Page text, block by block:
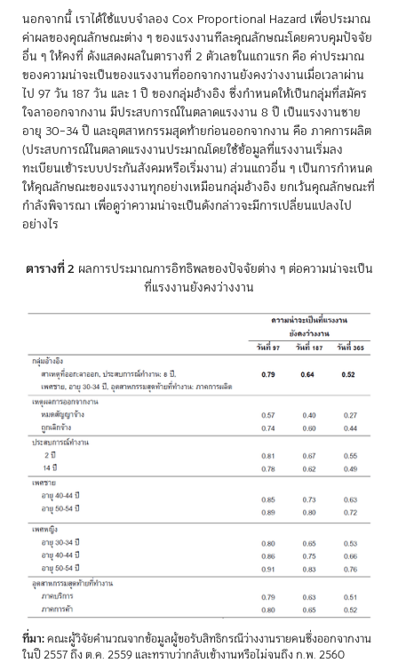
นอกจากนี้ เราได้ใช้แบบจำลอง Cox Proportional Hazard เพื่อประมาณ
ค่าผลของคุณลักษณะต่าง ๆ ของแรงงานทีละคุณลักษณะโดยควบคุมปัจจัย
อื่น ๆ ให้คงที่ ดังแสดงผลในตารางที่ 2 ตัวเลขในแถวแรก คือ ค่าประมาณ
ของความน่าจะเป็นของแรงงานที่ออกจากงานยังคงว่างงานเมื่อเวลาผ่าน
ไป 97 วัน 187 วัน และ 1 ปี ของกลุ่มอ้างอิง ซึ่งกำหนดให้เป็นกลุ่มที่สมัคร
ใจลาออกจากงาน มีประสบการณ์ในตลาดแรงงาน 8 ปี เป็นแรงงานชาย
อายุ 30–34 ปี และอุตสาหกรรมสุดท้ายก่อนออกจากงาน คือ ภาคการผลิต
(ประสบการณ์ในตลาดแรงงานประมาณโดยใช้ข้อมูลที่แรงงานเริ่มลง
ทะเบียนเข้าระบบประกันสังคมหรือเริ่มงาน) ส่วนแถวอื่น ๆ เป็นการกำหนด
ให้คุณลักษณะของแรงงานทุกอย่างเหมือนกลุ่มอ้างอิง ยกเว้นคุณลักษณะที่
กำลังพิจารณา เพื่อดูว่าความน่าจะเป็นดังกล่าวจะมีการเปลี่ยนแปลงไป
อย่างไร
ตารางที่ 2 ผลการประมาณการอิทธิพลของปัจจัยต่าง ๆ ต่อความน่าจะเป็น
ที่แรงงานยังคงว่างงาน
ที่มา:คณะผู้วิจัยคำนวณจากข้อมูลผู้ขอรับสิทธิกรณีว่างงานรายคนซึ่งออกจากงาน
ในปี 2557 ถึง ต.ค. 2559 และทราบว่ากลับเข้างานหรือไม่จนถึง ก.พ. 2560